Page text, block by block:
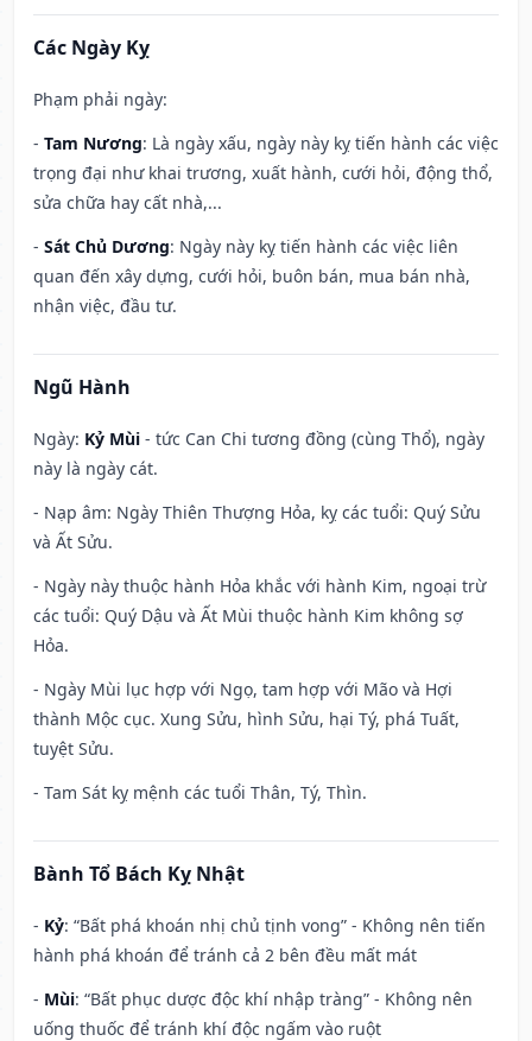
Các Ngày Kỵ
Phạm phải ngày:
- Tam Nương: Là ngày xấu, ngày này kỵ tiến hành các việc
trọng đại như khai trương, xuất hành, cưới hỏi, động thổ,
sửa chữa hay cất nhà,...
- Sát Chủ Dương: Ngày này kỵ tiến hành các việc liên
quan đến xây dựng, cưới hỏi, buôn bán, mua bán nhà,
nhận việc, đầu tư.
Ngũ Hành
Ngày: Kỷ Mùi - tức Can Chi tương đồng (cùng Thổ), ngày
này là ngày cát.
- Nạp âm: Ngày Thiên Thượng Hỏa, kỵ các tuổi: Quý Sửu
và Ất Sửu.
- Ngày này thuộc hành Hỏa khắc với hành Kim, ngoại trừ
các tuổi: Quý Dậu và Ất Mùi thuộc hành Kim không sợ
Hỏa.
- Ngày Mùi lục hợp với Ngọ, tam hợp với Mão và Hợi
thành Mộc cục. Xung Sửu, hình Sửu, hại Tý, phá Tuất,
tuyệt Sửu.
- Tam Sát kỵ mệnh các tuổi Thân, Tý, Thìn.
Bành Tổ Bách Kỵ Nhật
- Kỷ: “Bất phá khoán nhị chủ tịnh vong” - Không nên tiến
hành phá khoán để tránh cả 2 bên đều mất mát
- Mùi: “Bất phục dược độc khí nhập tràng” - Không nên
uống thuốc để tránh khí độc ngấm vào ruột